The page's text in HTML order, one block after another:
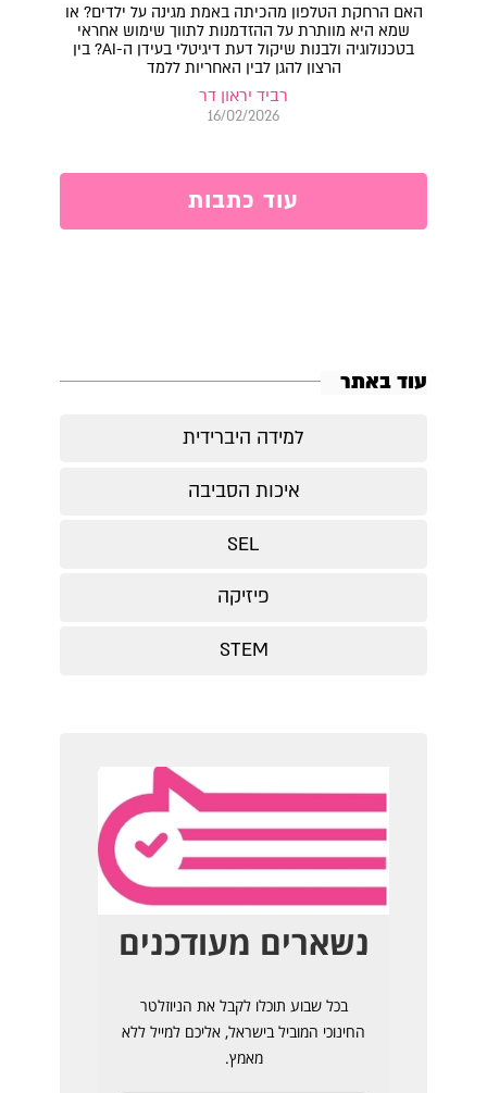
האם הרחקת הטלפון מהכיתה באמת מגינה על ילדים? או
שמא היא מוותרת על ההזדמנות לתווך שימוש אחראי
בטכנולוגיה ולבנות שיקול דעת דיגיטלי בעידן ה-AI? בין
הרצון להגן לבין האחריות ללמד
רביד יראון דר
16/02/2026
עוד כתבות
עוד באתר
למידה היברידית
איכות הסביבה
SEL
פיזיקה
STEM